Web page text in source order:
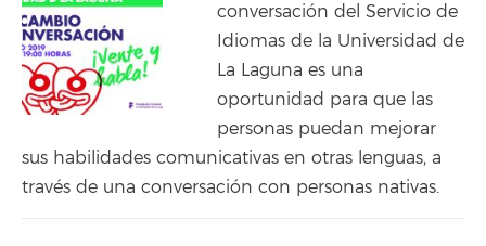
conversación del Servicio de
Idiomas de la Universidad de
La Laguna es una
oportunidad para que las
personas puedan mejorar
sus habilidades comunicativas en otras lenguas, a
través de una conversación con personas nativas.